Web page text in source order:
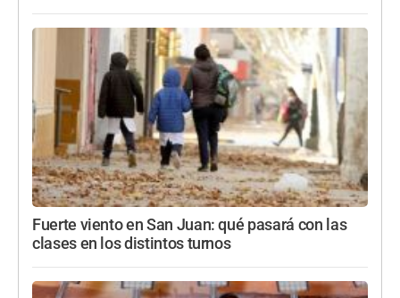
Fuerte viento en San Juan: qué pasará con las
clases en los distintos turnos